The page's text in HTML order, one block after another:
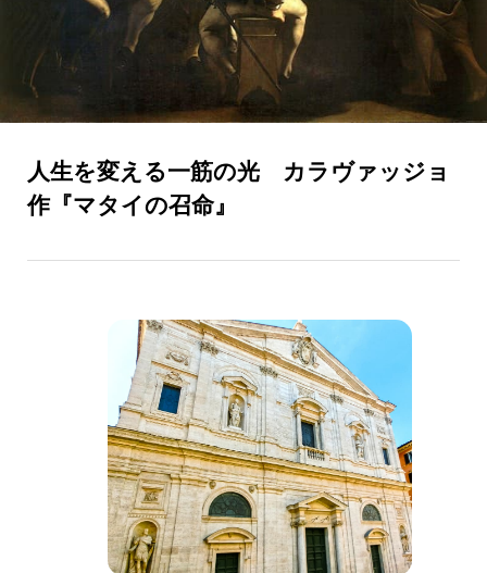
人生を変える一筋の光 カラヴァッジョ
作『マタイの召命』